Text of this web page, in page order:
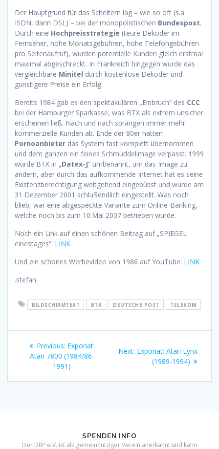
Der Hauptgrund für das Scheitern lag – wie so oft (s.a.
ISDN, dann DSL) – bei der monopolistischen Bundespost.
Durch eine Hochpreisstrategie (teure Dekoder im
Fernseher, hohe Monatsgebühren, hohe Telefongebühren
pro Seitenaufruf), wurden potentielle Kunden gleich erstmal
maximal abgeschreckt. In Frankreich hingegen wurde das
vergleichbare Minitel durch kostenlose Dekoder und
günstigere Preise ein Erfolg.
Bereits 1984 gab es den spektakulären „Einbruch“ des CCC
bei der Hamburger Sparkasse, was BTX als extrem unsicher
erscheinen ließ. Nach und nach sprangen immer mehr
kommerzielle Kunden ab. Ende der 80er hatten
Pornoanbieter das System fast komplett übernommen
und dem ganzen ein feines Schmuddelimage verpasst. 1999
wurde BTX in „Datex-J“ umbenannt, um das Image zu
ändern, aber durch das aufkommende Internet hat es seine
Existenzberechtigung weitgehend eingebüsst und wurde am
31 Dezember 2001 schlußendlich eingestellt. Was noch
blieb, war eine abgespeckte Variante zum Online-Banking,
welche noch bis zum 10.Mai 2007 betrieben wurde.
Noch ein Link auf einen schönen Beitrag auf „SPIEGEL
einestages“: LINK
Und ein schönes Werbevideo von 1986 auf YouTube: LINK
.stefan
BILDSCHIRMTEXT BTX DEUTSCHE POST TELEKOM
Beitragsnavigation
Previous: Previous
post:
Exponat:
Atari 7800 (1984/86-
1991)
Next: Next
Exponat: Atari Lynx
(1989-1994)
SPENDEN INFO
Der DRP e.V. ist als gemeinnütziger Verein anerkannt und kann